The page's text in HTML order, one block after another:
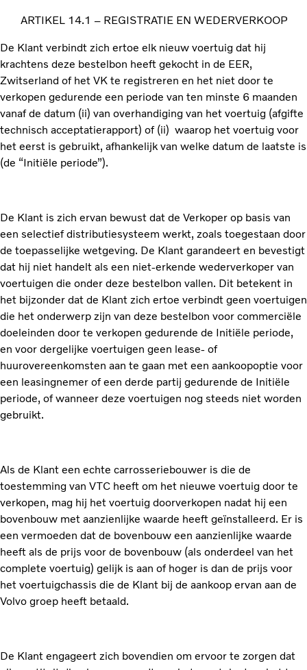
ARTIKEL 14.1 – REGISTRATIE EN WEDERVERKOOP
De Klant verbindt zich ertoe elk nieuw voertuig dat hij
krachtens deze bestelbon heeft gekocht in de EER,
Zwitserland of het VK te registreren en het niet door te
verkopen gedurende een periode van ten minste 6 maanden
vanaf de datum (ii) van overhandiging van het voertuig (afgifte
technisch acceptatierapport) of (ii) waarop het voertuig voor
het eerst is gebruikt, afhankelijk van welke datum de laatste is
(de “Initiële periode”).
De Klant is zich ervan bewust dat de Verkoper op basis van
een selectief distributiesysteem werkt, zoals toegestaan door
de toepasselijke wetgeving. De Klant garandeert en bevestigt
dat hij niet handelt als een niet-erkende wederverkoper van
voertuigen die onder deze bestelbon vallen. Dit betekent in
het bijzonder dat de Klant zich ertoe verbindt geen voertuigen
die het onderwerp zijn van deze bestelbon voor commerciële
doeleinden door te verkopen gedurende de Initiële periode,
en voor dergelijke voertuigen geen lease- of
huurovereenkomsten aan te gaan met een aankoopoptie voor
een leasingnemer of een derde partij gedurende de Initiële
periode, of wanneer deze voertuigen nog steeds niet worden
gebruikt.
Als de Klant een echte carrosseriebouwer is die de
toestemming van VTC heeft om het nieuwe voertuig door te
verkopen, mag hij het voertuig doorverkopen nadat hij een
bovenbouw met aanzienlijke waarde heeft geïnstalleerd. Er is
een vermoeden dat de bovenbouw een aanzienlijke waarde
heeft als de prijs voor de bovenbouw (als onderdeel van het
complete voertuig) gelijk is aan of hoger is dan de prijs voor
het voertuigchassis die de Klant bij de aankoop ervan aan de
Volvo groep heeft betaald.
De Klant engageert zich bovendien om ervoor te zorgen dat